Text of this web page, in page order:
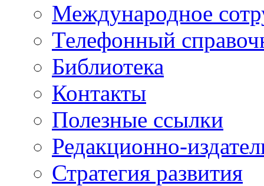
Международное
Телефонный
Библиотека
Контакты
Полезные ссылки
Редакционно-
Стратегия развития